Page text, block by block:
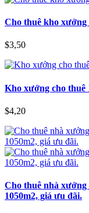
Cho thuê kho xưởng
$3,50
Kho xưởng cho thuê
$4,20
Cho thuê nhà
1050m2, giá ưu đãi.